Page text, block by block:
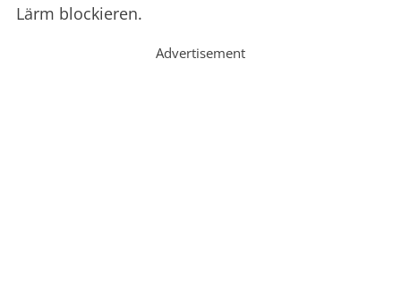
Lärm blockieren.
Advertisement